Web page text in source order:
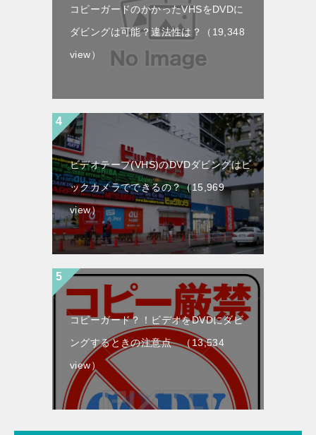
コピーガードのかかったVHSをDVDに
ダビングは可能？違法性は？
（19,348
view）
ビデオテープ(VHS)のDVDダビングはビ
ックカメラでできるの？（15,969
view）
コピーガード？！ビデオをDVDにダビ
ングするときの注意点（13,534
view）